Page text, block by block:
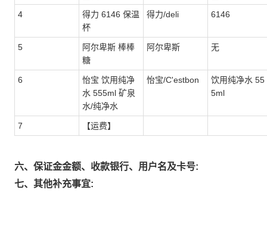
4
得力 6146 保温
杯
得力/deli 6146
5
阿尔卑斯 棒棒
糖
阿尔卑斯 无
6
怡宝 饮用纯净
水 555ml 矿泉
水/纯净水
怡宝/C'estbon
饮用纯净水 55
5ml
7 【运费】
六、保证金金额、收款银行、用户名及卡号:
七、其他补充事宜: